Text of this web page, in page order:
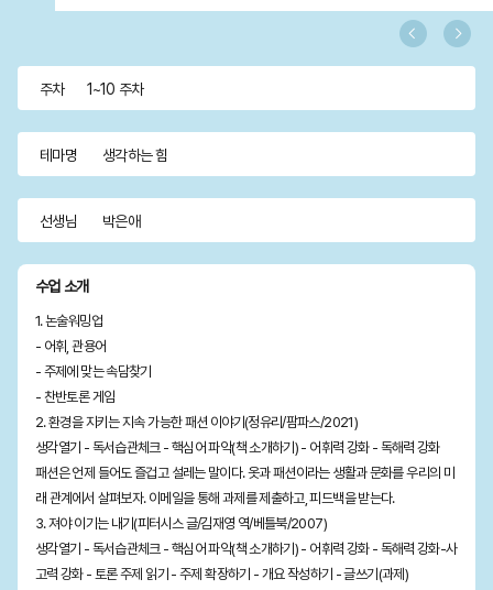
(2~3
학년)
(4~5
학년)
(5~6
학년)
학년) 월)
주차 1~10 주차
테마명 생각하는 힘
선생님 박은애
수업 소개
1. 논술워밍업
- 어휘, 관용어
- 주제에 맞는 속담찾기
- 찬반토론 게임
2. 환경을 지키는 지속 가능한 패션 이야기(정유리/팜파스/2021)
생각열기 - 독서습관체크 - 핵심어 파악(책 소개하기) - 어휘력 강화 - 독해력 강화
패션은 언제 들어도 즐겁고 설레는 말이다. 옷과 패션이라는 생활과 문화를 우리의 미
래 관계에서 살펴보자. 이메일을 통해 과제를 제출하고, 피드백을 받는다.
3. 져야 이기는 내기(피터시스 글/김재영 역/베틀북/2007)
생각열기 - 독서습관체크 - 핵심어 파악(책 소개하기) - 어휘력 강화 - 독해력 강화-사
고력 강화 - 토론 주제 읽기 - 주제 확장하기 - 개요 작성하기 - 글쓰기(과제)